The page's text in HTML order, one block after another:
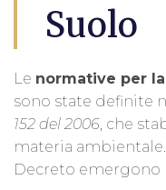
Suolo
Le normative per
sono state definite
152 del 2006, che
materia
Decreto emergono